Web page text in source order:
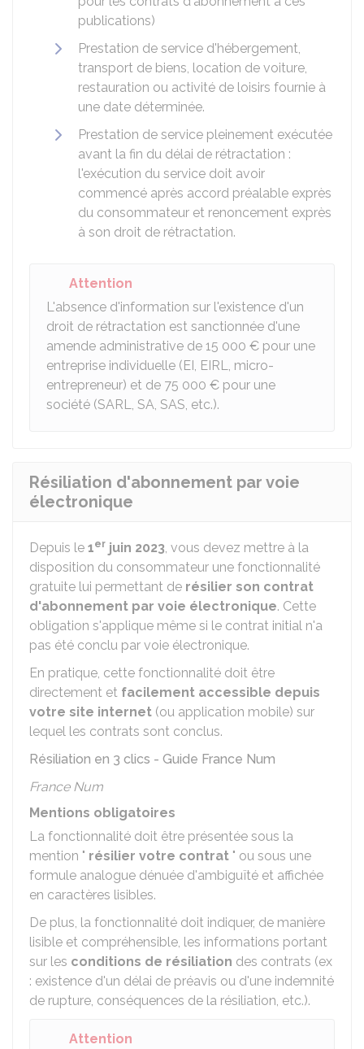
publications)
Prestation de service d'hébergement,
transport de biens, location de voiture,
restauration ou activité de loisirs fournie à
une date déterminée.
Prestation de service pleinement exécutée
avant la fin du délai de rétractation :
l'exécution du service doit avoir
commencé après accord préalable exprès
du consommateur et renoncement exprès
à son droit de rétractation.
Attention
L'absence d'information sur l'existence d'un
droit de rétractation est sanctionnée d'une
amende administrative de 15 000 € pour une
entreprise individuelle (EI, EIRL, micro-
entrepreneur) et de 75 000 € pour une
société (SARL, SA, SAS, etc.).
Résiliation d'abonnement par voie
électronique
Depuis le 1er juin 2023, vous devez mettre à la
disposition du consommateur une fonctionnalité
gratuite lui permettant de résilier son contrat
d'abonnement par voie électronique. Cette
obligation s'applique même si le contrat initial n'a
pas été conclu par voie électronique.
En pratique, cette fonctionnalité doit être
directement et facilement accessible depuis
votre site internet (ou application mobile) sur
lequel les contrats sont conclus.
Résiliation en 3 clics - Guide France Num
France Num
Mentions obligatoires
La fonctionnalité doit être présentée sous la
mention " résilier votre contrat " ou sous une
formule analogue dénuée d'ambiguïté et affichée
en caractères lisibles.
De plus, la fonctionnalité doit indiquer, de manière
lisible et compréhensible, les informations portant
sur les conditions de résiliation des contrats (ex
: existence d'un délai de préavis ou d'une indemnité
de rupture, conséquences de la résiliation, etc.).
Attention